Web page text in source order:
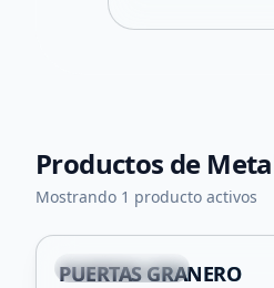
Productos de
Mostrando 1 producto activos
Villa Mercedes
PUERTAS GRANERO